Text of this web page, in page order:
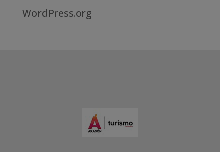
WordPress.org